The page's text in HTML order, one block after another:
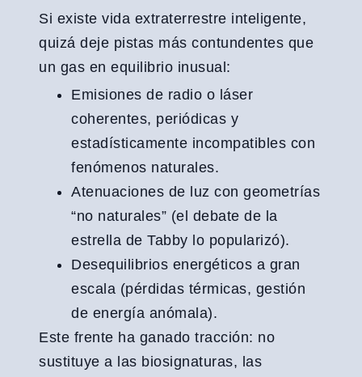
Si existe vida extraterrestre inteligente,
quizá deje pistas más contundentes que
un gas en equilibrio inusual:
Emisiones de radio o láser
coherentes, periódicas y
estadísticamente incompatibles con
fenómenos naturales.
Atenuaciones de luz con geometrías
“no naturales” (el debate de la
estrella de Tabby lo popularizó).
Desequilibrios energéticos a gran
escala (pérdidas térmicas, gestión
de energía anómala).
Este frente ha ganado tracción: no
sustituye a las biosignaturas, las